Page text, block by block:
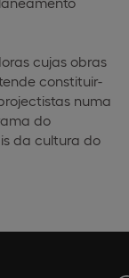
cujas obras
constituir-
numa
do
da cultura do